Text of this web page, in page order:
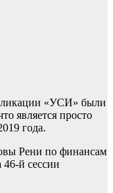
«УСИ» были
является просто
года.
Рени по финансам
й сессии